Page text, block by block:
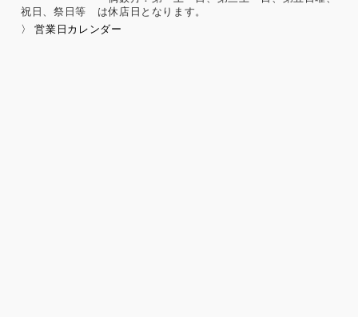
祝日、祭日等 は休店日となります。
〉 営業日カレンダー